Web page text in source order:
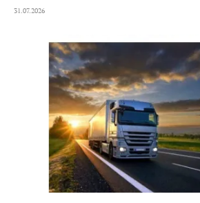
31.07.2026